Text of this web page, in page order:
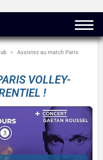
Assistez au match Paris
VOLLEY-
!